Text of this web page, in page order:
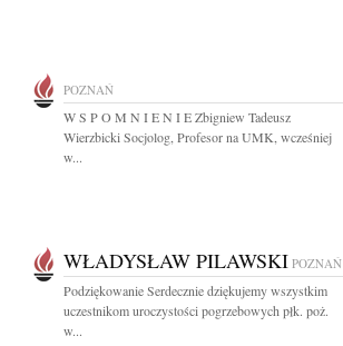
POZNAŃ
W S P O M N I E N I E Zbigniew Tadeusz
Wierzbicki Socjolog, Profesor na UMK, wcześniej
w...
WŁADYSŁAW PILAWSKI POZNAŃ
Podziękowanie Serdecznie dziękujemy wszystkim
uczestnikom uroczystości pogrzebowych płk. poż.
w...